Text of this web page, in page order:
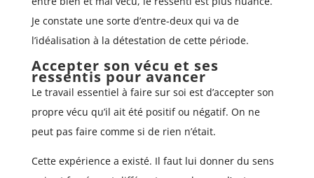
Je constate une sorte d’entre-deux qui va de
l’idéalisation à la détestation de cette période.
Accepter son vécu et ses
ressentis pour avancer
Le travail essentiel à faire sur soi est d’accepter son
propre vécu qu’il ait été positif ou négatif. On ne
peut pas faire comme si de rien n’était.
Cette expérience a existé. Il faut lui donner du sens